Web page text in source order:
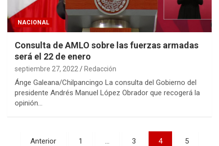
NACIONAL
Consulta de AMLO sobre las fuerzas armadas
será el 22 de enero
septiembre 27, 2022 Redacción
Ánge Galeana/Chilpancingo La consulta del Gobierno del
presidente Andrés Manuel López Obrador que recogerá la
opinión…
Navegación
Anterior 1 … 3 4 5